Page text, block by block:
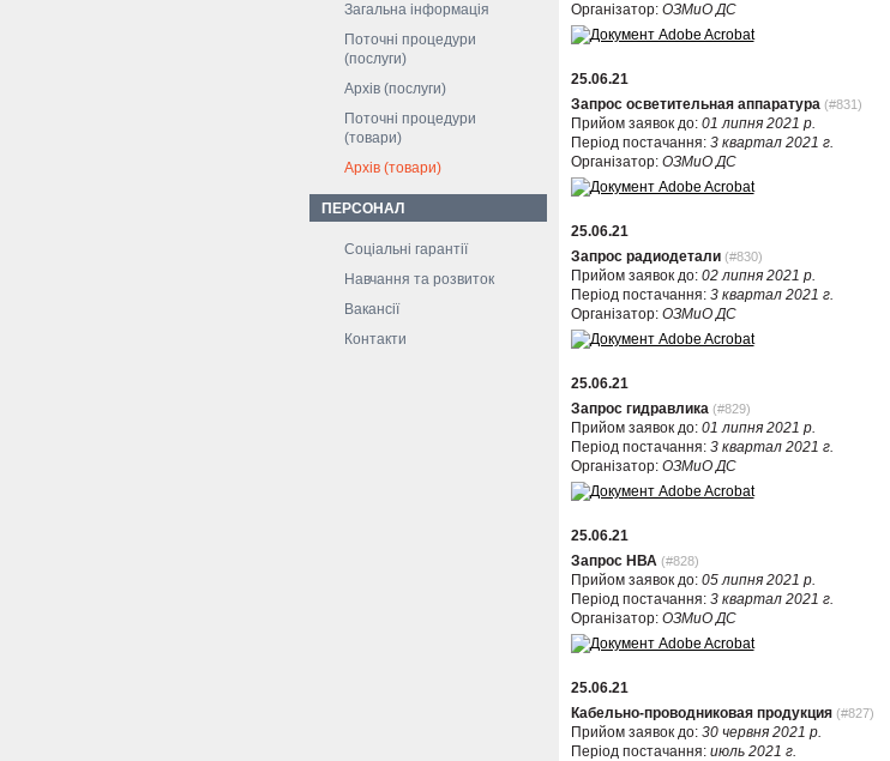
Загальна інформація
Поточні процедури
(послуги)
Архів (послуги)
Поточні процедури
(товари)
Архів (товари)
ПЕРСОНАЛ
Соціальні гарантії
Навчання та розвиток
Вакансії
Контакти
Організатор: ОЗМиО ДС
25.06.21
Запрос осветительная аппаратура (#831)
Прийом заявок до: 01 липня 2021 р.
Період постачання: 3 квартал 2021 г.
Організатор: ОЗМиО ДС
25.06.21
Запрос радиодетали(#830)
Прийом заявок до: 02 липня 2021 р.
Період постачання: 3 квартал 2021 г.
Організатор: ОЗМиО ДС
25.06.21
Запрос гидравлика (#829)
Прийом заявок до: 01 липня 2021 р.
Період постачання: 3 квартал 2021 г.
Організатор: ОЗМиО ДС
25.06.21
Запрос НВА (#828)
Прийом заявок до: 05 липня 2021 р.
Період постачання: 3 квартал 2021 г.
Організатор: ОЗМиО ДС
25.06.21
Кабельно-проводниковая продукция(#827)
Прийом заявок до: 30 червня 2021 р.
Період постачання: июль 2021 г.